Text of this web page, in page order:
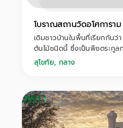
โบราณสถานวัดอโศการาม
เดิมชาวบ้านในพื้นที่เรียกกันว่
ต้นไม้ชนิดนี้ ซึ่งเป็นพืชตระกูล
สุโขทัย, กลาง